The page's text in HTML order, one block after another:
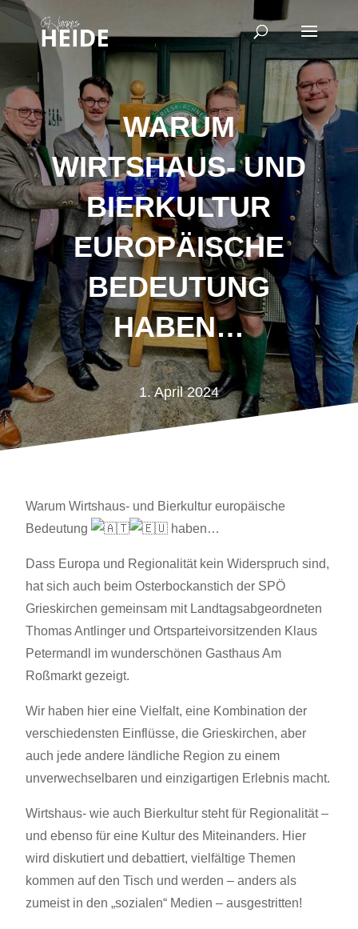
WARUM
WIRTSHAUS- UND
BIERKULTUR
EUROPÄISCHE
BEDEUTUNG
HABEN…
1. April 2024
Warum Wirtshaus- und Bierkultur europäische
Bedeutung
haben…
Dass Europa und Regionalität kein Widerspruch sind,
hat sich auch beim Osterbockanstich der SPÖ
Grieskirchen gemeinsam mit Landtagsabgeordneten
Thomas Antlinger und Ortsparteivorsitzenden Klaus
Petermandl im wunderschönen Gasthaus Am
Roßmarkt gezeigt.
Wir haben hier eine Vielfalt, eine Kombination der
verschiedensten Einflüsse, die Grieskirchen, aber
auch jede andere ländliche Region zu einem
unverwechselbaren und einzigartigen Erlebnis macht.
Wirtshaus- wie auch Bierkultur steht für Regionalität –
und ebenso für eine Kultur des Miteinanders. Hier
wird diskutiert und debattiert, vielfältige Themen
kommen auf den Tisch und werden – anders als
zumeist in den „sozialen“ Medien – ausgestritten!